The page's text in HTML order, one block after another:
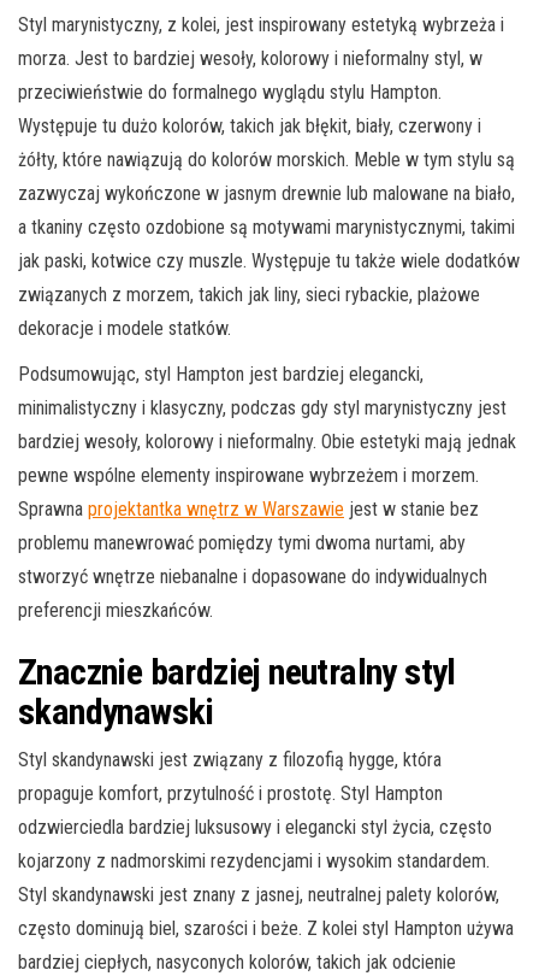
Styl marynistyczny, z kolei, jest inspirowany estetyką wybrzeża i
morza. Jest to bardziej wesoły, kolorowy i nieformalny styl, w
przeciwieństwie do formalnego wyglądu stylu Hampton.
Występuje tu dużo kolorów, takich jak błękit, biały, czerwony i
żółty, które nawiązują do kolorów morskich. Meble w tym stylu są
zazwyczaj wykończone w jasnym drewnie lub malowane na biało,
a tkaniny często ozdobione są motywami marynistycznymi, takimi
jak paski, kotwice czy muszle. Występuje tu także wiele dodatków
związanych z morzem, takich jak liny, sieci rybackie, plażowe
dekoracje i modele statków.
Podsumowując, styl Hampton jest bardziej elegancki,
minimalistyczny i klasyczny, podczas gdy styl marynistyczny jest
bardziej wesoły, kolorowy i nieformalny. Obie estetyki mają jednak
pewne wspólne elementy inspirowane wybrzeżem i morzem.
Sprawna projektantka wnętrz w Warszawie jest w stanie bez
problemu manewrować pomiędzy tymi dwoma nurtami, aby
stworzyć wnętrze niebanalne i dopasowane do indywidualnych
preferencji mieszkańców.
Znacznie bardziej neutralny styl
skandynawski
Styl skandynawski jest związany z filozofią hygge, która
propaguje komfort, przytulność i prostotę. Styl Hampton
odzwierciedla bardziej luksusowy i elegancki styl życia, często
kojarzony z nadmorskimi rezydencjami i wysokim standardem.
Styl skandynawski jest znany z jasnej, neutralnej palety kolorów,
często dominują biel, szarości i beże. Z kolei styl Hampton używa
bardziej ciepłych, nasyconych kolorów, takich jak odcienie